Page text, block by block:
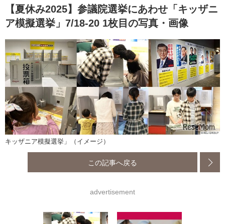
【夏休み2025】参議院選挙にあわせ「キッザニ
ア模擬選挙」7/18-20 1枚目の写真・画像
キッザニア模擬選挙」（イメージ）
この記事へ戻る
advertisement